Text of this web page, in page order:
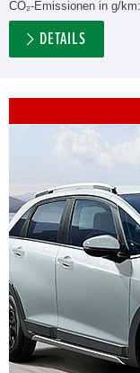
CO₂-Emissionen in g/
DETAILS